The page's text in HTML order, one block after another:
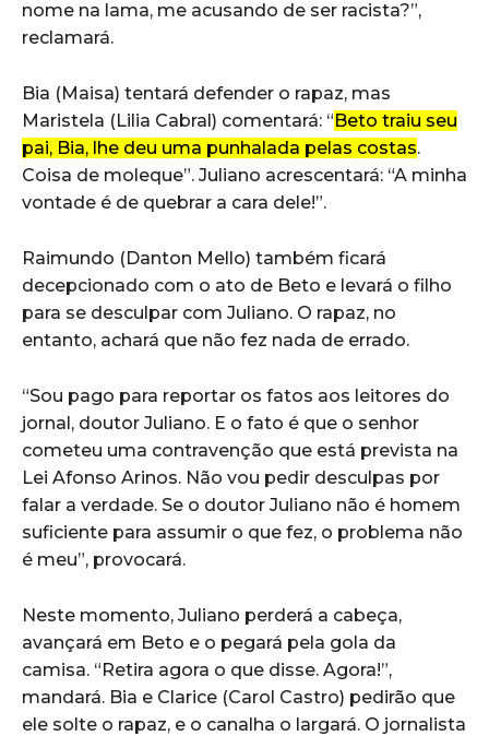
nome na lama, me acusando de ser racista?”,
reclamará.
Bia (Maisa) tentará defender o rapaz, mas
Maristela (Lilia Cabral) comentará: “Beto traiu seu
pai, Bia, lhe deu uma punhalada pelas costas.
Coisa de moleque”. Juliano acrescentará: “A minha
vontade é de quebrar a cara dele!”.
Raimundo (Danton Mello) também ficará
decepcionado com o ato de Beto e levará o filho
para se desculpar com Juliano. O rapaz, no
entanto, achará que não fez nada de errado.
“Sou pago para reportar os fatos aos leitores do
jornal, doutor Juliano. E o fato é que o senhor
cometeu uma contravenção que está prevista na
Lei Afonso Arinos. Não vou pedir desculpas por
falar a verdade. Se o doutor Juliano não é homem
suficiente para assumir o que fez, o problema não
é meu”, provocará.
Neste momento, Juliano perderá a cabeça,
avançará em Beto e o pegará pela gola da
camisa. “Retira agora o que disse. Agora!”,
mandará. Bia e Clarice (Carol Castro) pedirão que
ele solte o rapaz, e o canalha o largará. O jornalista